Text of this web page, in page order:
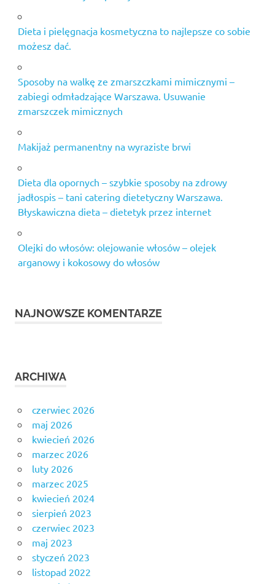
Dieta i pielęgnacja kosmetyczna to najlepsze co sobie
możesz dać.
Sposoby na walkę ze zmarszczkami mimicznymi –
zabiegi odmładzające Warszawa. Usuwanie
zmarszczek mimicznych
Makijaż permanentny na wyraziste brwi
Dieta dla opornych – szybkie sposoby na zdrowy
jadłospis – tani catering dietetyczny Warszawa.
Błyskawiczna dieta – dietetyk przez internet
Olejki do włosów: olejowanie włosów – olejek
arganowy i kokosowy do włosów
NAJNOWSZE KOMENTARZE
ARCHIWA
czerwiec 2026
maj 2026
kwiecień 2026
marzec 2026
luty 2026
marzec 2025
kwiecień 2024
sierpień 2023
czerwiec 2023
maj 2023
styczeń 2023
listopad 2022